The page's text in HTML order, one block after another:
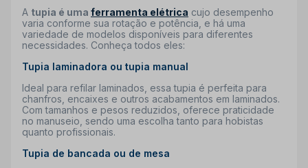
A tupia é uma ferramenta elétrica cujo desempenho
varia conforme sua rotação e potência, e há uma
variedade de modelos disponíveis para diferentes
necessidades. Conheça todos eles:
Tupia laminadora ou tupia manual
Ideal para refilar laminados, essa tupia é perfeita para
chanfros, encaixes e outros acabamentos em laminados.
Com tamanhos e pesos reduzidos, oferece praticidade
no manuseio, sendo uma escolha tanto para hobistas
quanto profissionais.
Tupia de bancada ou de mesa